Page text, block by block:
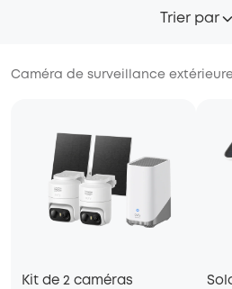
Trier par
Caméra de surveillance
Kit de 2 caméras